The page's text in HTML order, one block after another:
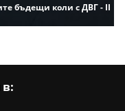
бъдещи коли с ДВГ - II